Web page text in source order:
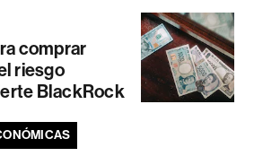
comprar
riesgo
BlackRock